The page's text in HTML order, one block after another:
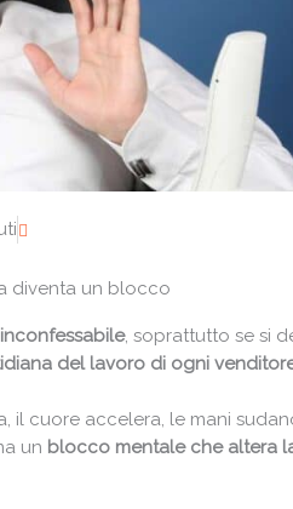
diventa un blocco
, soprattutto se si
del lavoro di ogni
il cuore accelera, le mani
un blocco mentale che altera